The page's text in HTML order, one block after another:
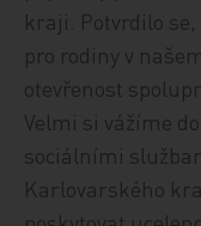
kraji. Potvrdilo se,
pro rodiny v
otevřenost
Velmi si vážíme
sociálními
Karlovarského